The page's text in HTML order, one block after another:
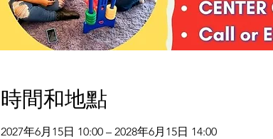
時間和地點
2027年6月15日 10:00 – 2028年6月15日 14:00